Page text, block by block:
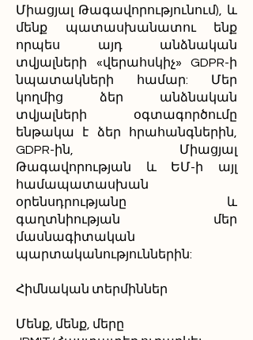
Միացյալ Թագավորությունում), և
մենք պատասխանատու ենք
որպես այդ անձնական
տվյալների «վերահսկիչ» GDPR-ի
նպատակների համար: Մեր
կողմից ձեր անձնական
տվյալների օգտագործումը
ենթակա է ձեր հրահանգներին,
GDPR-ին, Միացյալ
Թագավորության և ԵՄ-ի այլ
համապատասխան
օրենսդրությանը և
գաղտնիության մեր
մասնագիտական
պարտականություններին:
Հիմնական տերմիններ
Մենք, մենք, մերը